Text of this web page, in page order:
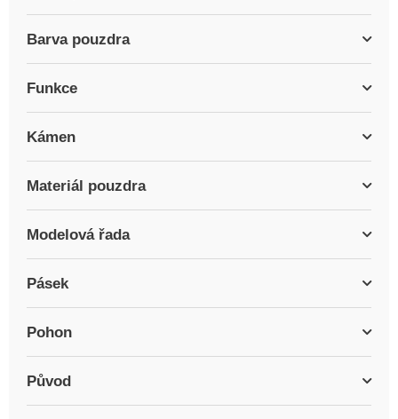
Barva pouzdra
Funkce
Kámen
Materiál pouzdra
Modelová řada
Pásek
Pohon
Původ